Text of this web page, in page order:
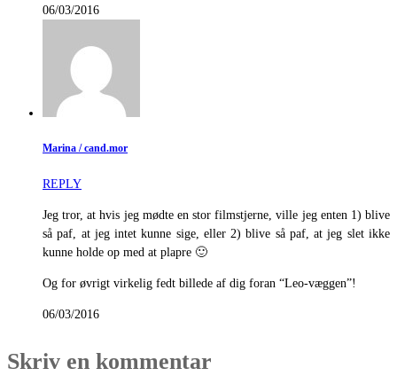
06/03/2016
Marina / cand.mor
REPLY
Jeg tror, at hvis jeg mødte en stor filmstjerne, ville jeg enten 1) blive
så paf, at jeg intet kunne sige, eller 2) blive så paf, at jeg slet ikke
kunne holde op med at plapre 🙂
Og for øvrigt virkelig fedt billede af dig foran “Leo-væggen”!
06/03/2016
Skriv en kommentar